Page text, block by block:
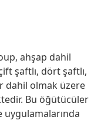
ahşap dahil
şaftlı, dört şaftlı,
dahil olmak üzere
Bu öğütücüler
uygulamalarında